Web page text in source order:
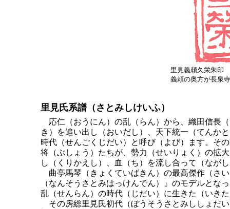
里見義頼久栄朱印
義頼の奥方が長泉
里見氏系譜（さとみしけいふ）
応仁（おうにん）の乱（らん）から、織田信長
き）を追い出し（おいだし）、天下統一（てんか
時代（せんごくじだい）と呼び（よび）ます。そ
将（ぶしょう）たちが、勢力（せいりょく）の拡
し（くりかえし）、血（ち）を流し合って（なが
曲亭馬琴（きょくていばきん）の最高傑作（さ
（なんそうさとみはっけんでん）』のモデルとな
乱（せんらん）の時代（じだい）に生きた（いき
その房総里見氏初代（ぼうそうさとみししょだ